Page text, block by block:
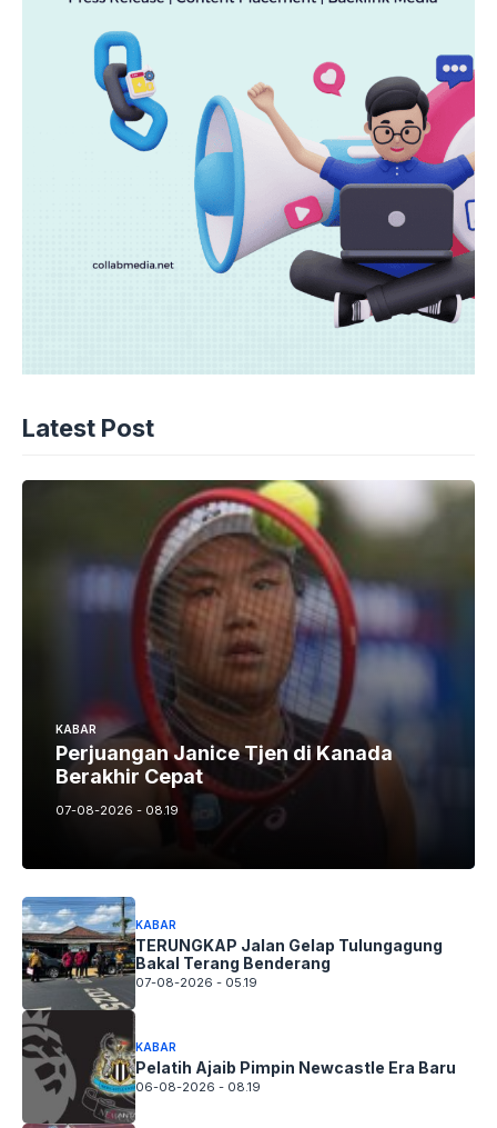
Latest Post
KABAR
Perjuangan Janice Tjen di Kanada
Berakhir Cepat
07-08-2026 - 08.19
KABAR
TERUNGKAP Jalan Gelap Tulungagung
Bakal Terang Benderang
07-08-2026 - 05.19
KABAR
Pelatih Ajaib Pimpin Newcastle Era Baru
06-08-2026 - 08.19